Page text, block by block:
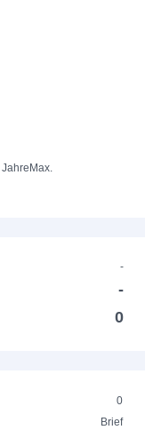
Max.
-
-
0
0
Brief